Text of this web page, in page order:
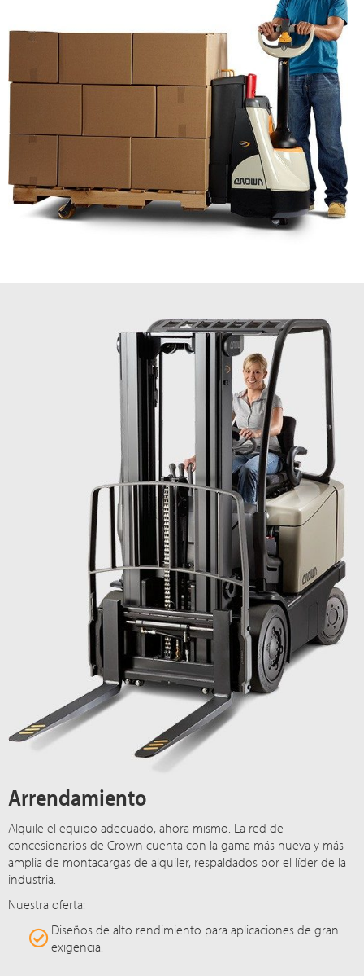
Arrendamiento
Alquile el equipo adecuado, ahora mismo. La red de
concesionarios de Crown cuenta con la gama más nueva y más
amplia de montacargas de alquiler, respaldados por el líder de la
industria.
Nuestra oferta:
Diseños de alto rendimiento para aplicaciones de gran
exigencia.